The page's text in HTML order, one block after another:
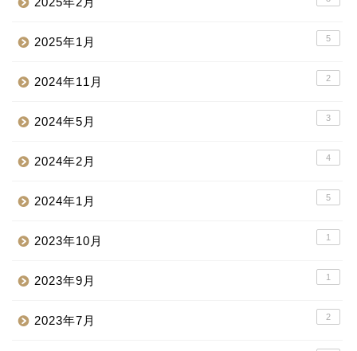
2025年1月 5
2024年11月 2
2024年5月 3
2024年2月 4
2024年1月 5
2023年10月 1
2023年9月 1
2023年7月 2